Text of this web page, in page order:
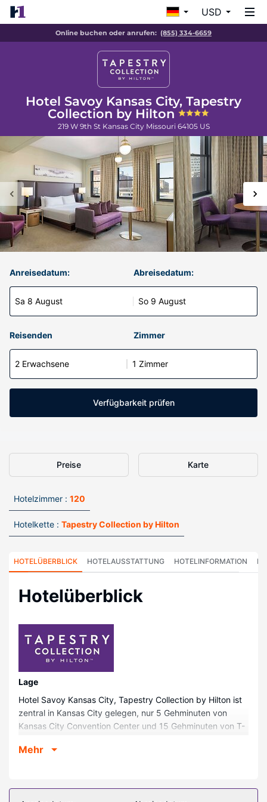
USD
Online buchen oder anrufen: (855) 334-6659
Hotel Savoy Kansas City, Tapestry
Collection by Hilton
219 W 9th St Kansas City Missouri 64105 US
Anreisedatum:
Sa 8 August
Abreisedatum:
So 9 August
Reisenden Zimmer
2 Erwachsene 1 Zimmer
Verfügbarkeit prüfen
Preise Karte
Hotelzimmer : 120
Hotelkette : Tapestry Collection by Hilton
HOTELÜBERBLICK HOTELAUSSTATTUNG HOTELINFORMATION
Hotelüberblick
Lage
Hotel Savoy Kansas City, Tapestry Collection by Hilton ist
zentral in Kansas City gelegen, nur 5 Gehminuten von
Kansas City Convention Center und 15 Gehminuten von T-
2,5 km von Crown Center und 3 km von LEGOLAND®
Mehr